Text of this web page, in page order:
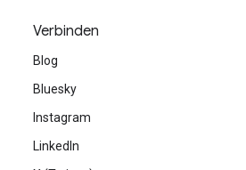
Verbinden
Blog
Bluesky
Instagram
LinkedIn